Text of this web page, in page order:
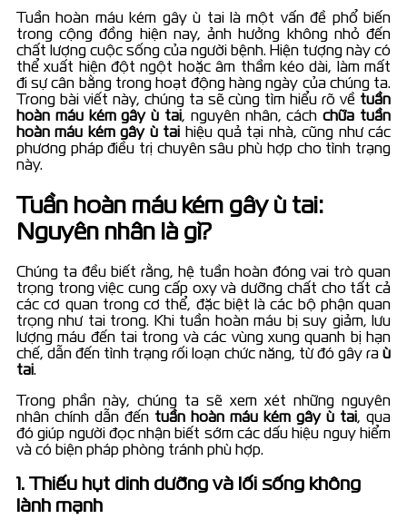
Tuần hoàn máu kém gây ù tai là một vấn đề phổ biến
trong cộng đồng hiện nay, ảnh hưởng không nhỏ đến
chất lượng cuộc sống của người bệnh. Hiện tượng này có
thể xuất hiện đột ngột hoặc âm thầm kéo dài, làm mất
đi sự cân bằng trong hoạt động hàng ngày của chúng ta.
Trong bài viết này, chúng ta sẽ cùng tìm hiểu rõ về tuần
hoàn máu kém gây ù tai, nguyên nhân, cáchchữa tuần
hoàn máu kém gây ù tai hiệu quả tại nhà, cũng như các
phương pháp điều trị chuyên sâu phù hợp cho tình trạng
này.
Tuần hoàn máu kém gây ù tai:
Nguyên nhân là gì?
Chúng ta đều biết rằng, hệ tuần hoàn đóng vai trò quan
trọng trong việc cung cấp oxy và dưỡng chất cho tất cả
các cơ quan trong cơ thể, đặc biệt là các bộ phận quan
trọng như tai trong. Khi tuần hoàn máu bị suy giảm, lưu
lượng máu đến tai trong và các vùng xung quanh bị hạn
chế, dẫn đến tình trạng rối loạn chức năng, từ đó gây ra ù
tai.
Trong phần này, chúng ta sẽ xem xét những nguyên
nhân chính dẫn đến tuần hoàn máu kém gây ù tai, qua
đó giúp người đọc nhận biết sớm các dấu hiệu nguy hiểm
và có biện pháp phòng tránh phù hợp.
1. Thiếu hụt dinh dưỡng và lối sống không
lành mạnh